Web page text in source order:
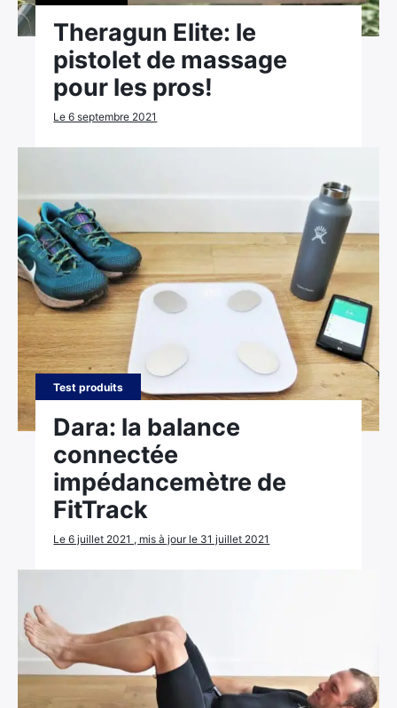
Theragun Elite: le
pistolet de massage
pour les pros!
Le 6 septembre 2021
Test produits
Dara: la balance
connectée
impédancemètre de
FitTrack
Le 6 juillet 2021 , mis à jour le 31 juillet 2021